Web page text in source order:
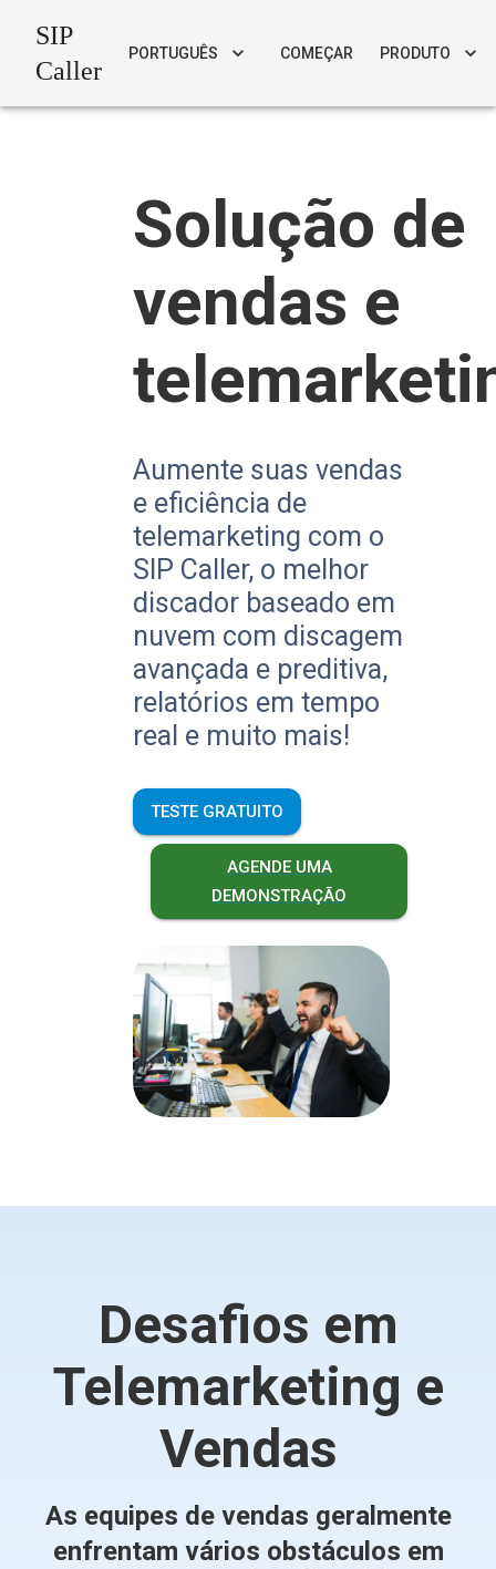
SIP
Caller
PORTUGUÊS COMEÇAR PRODUTO
Solução de
vendas e
Aumente suas vendas
e eficiência de
telemarketing com o
SIP Caller, o melhor
discador baseado em
nuvem com discagem
avançada e preditiva,
relatórios em tempo
real e muito mais!
TESTE GRATUITO
AGENDE UMA
DEMONSTRAÇÃO
Desafios em
Telemarketing e
Vendas
As equipes de vendas geralmente
enfrentam vários obstáculos em